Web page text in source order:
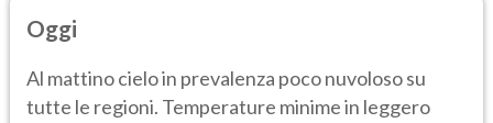
Oggi
Al mattino cielo in prevalenza poco nuvoloso su
tutte le regioni. Temperature minime in leggero